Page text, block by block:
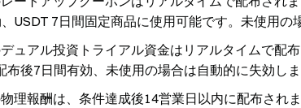
USDT 7日間固定商品に使用可能です。未使用の
ュアル投資トライアル資金はリアルタイムで配
布後7日間有効、未使用の場合は自動的に失効しま
理報酬は、条件達成後14営業日以内に配布され